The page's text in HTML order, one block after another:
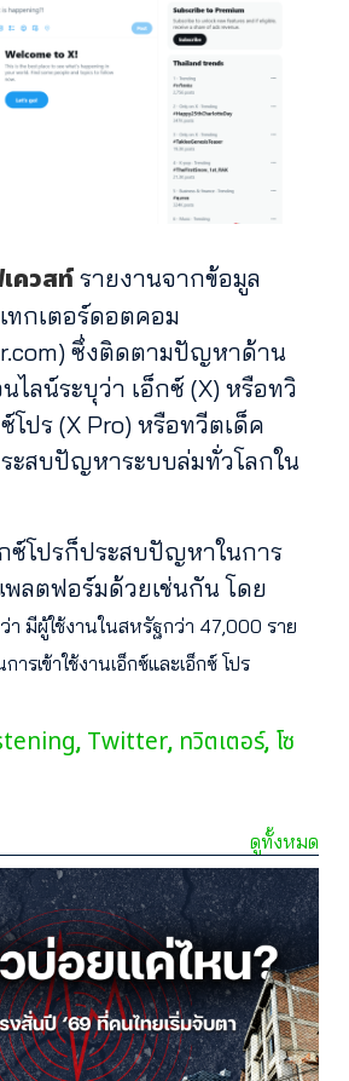
ควสท์ รายงานจากข้อมูล
ทกเตอร์ดอตคอม
ซึ่งติดตามปัญหาด้าน
ไลน์ระบุว่า เอ็กซ์ (X) หรือทวิ
โปร (X Pro) หรือทวีตเด็ค
ระสบปัญหาระบบล่มทั่วโลกใน
ซ์โปรก็ประสบปัญหาในการ
ลตฟอร์มด้วยเช่นกัน โดย
า มีผู้ใช้งานในสหรัฐกว่า 47,000 ราย
รเข้าใช้งานเอ็กซ์และเอ็กซ์ โปร
, Twitter, ทวิตเตอร์, โซ
ดูทั้งหมด